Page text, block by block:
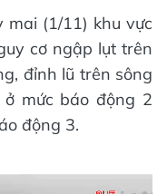
(1/11) khu vực
cơ ngập lụt trên
đỉnh lũ trên sông
mức báo động 2
động 3.